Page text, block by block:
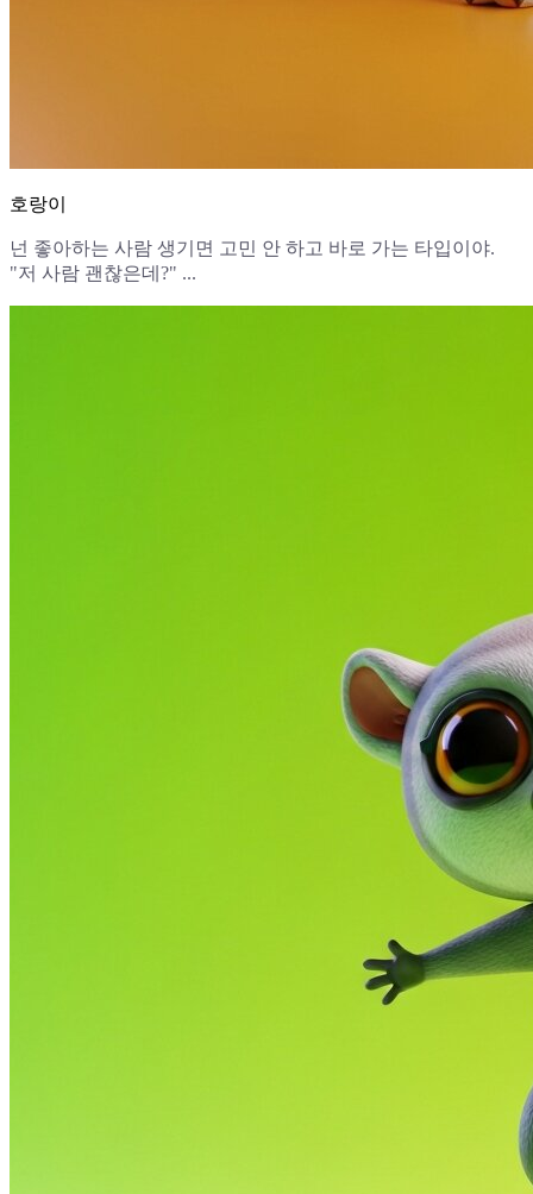
호랑이
넌 좋아하는 사람 생기면 고민 안 하고 바로 가는 타입이야.
"저 사람 괜찮은데?" ...